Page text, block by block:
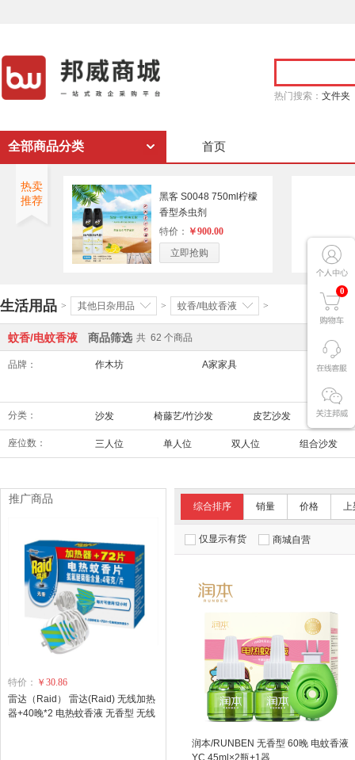
热门搜索： 文件夹
0
全部商品分类 首页
热卖
推荐
黑客 S0048 750ml柠檬
香型杀虫剂
特价： ￥900.00
立即抢购
生活用品 > 其他日杂用品 > 蚊香/电蚊香液 >
蚊香/电蚊香液 商品筛选 共 62 个商品
品牌： 作木坊 A家家具 索菲亚
分类： 沙发 椅藤艺/竹沙发 皮艺沙发 功能
座位数： 三人位 单人位 双人位 组合沙发
综合排序 销量 价格 上
仅显示有货 商城自营
润本/RUNBEN 无香型 60晚 电蚊香液
YC 45ml×2瓶+1器
推广商品
特价： ￥30.86
雷达（Raid） 雷达(Raid) 无线加热
器+40晚*2 电热蚊香液 无香型 无线